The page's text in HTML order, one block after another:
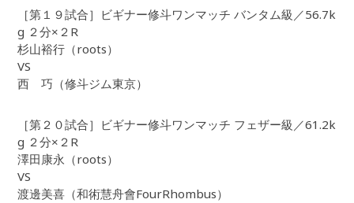
［第１９試合］ビギナー修斗ワンマッチ バンタム級／56.7k
g ２分×２R
杉山裕行（roots）
VS
西 巧（修斗ジム東京）
［第２０試合］ビギナー修斗ワンマッチ フェザー級／61.2k
g ２分×２R
澤田康永（roots）
VS
渡邊美喜（和術慧舟會FourRhombus）